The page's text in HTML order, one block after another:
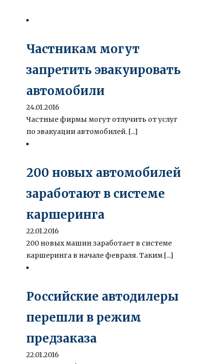
Частникам могут
запретить эвакуировать
автомобили
24.01.2016
Частные фирмы могут отлучить от услуг
по эвакуации автомобилей. [...]
200 новых автомобилей
заработают в системе
каршеринга
22.01.2016
200 новых машин заработает в системе
каршеринга в начале февраля. Таким [...]
Российские автодилеры
перешли в режим
предзаказа
22.01.2016